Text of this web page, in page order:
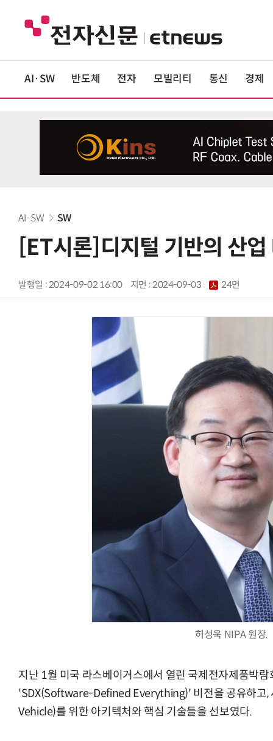
AI·SW 반도체 전자 모빌리티 통신 경제
AI·SW SW
[ET시론]디지털 기반의 산
발행일 : 2024-09-02 16:00 지면 :2024-09-03 24면
허성욱 NIPA 원장.
지난 1월 미국 라스베이거스에서 열린 국제전자제품박
'SDX(Software-Defined Everything)' 비전을 공유하고
Vehicle)를 위한 아키텍처와 핵심 기술들을 선보였다.
현업에서 바로 쓰는 "하네스 엔